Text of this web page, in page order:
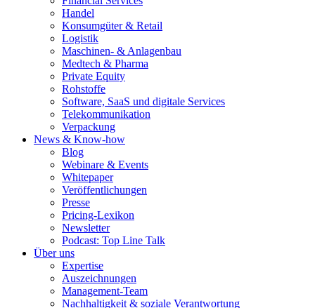
Handel
Konsumgüter & Retail
Logistik
Maschinen- & Anlagenbau
Medtech & Pharma
Private Equity
Rohstoffe
Software, SaaS und digitale Services
Telekommunikation
Verpackung
News & Know-how
Blog
Webinare & Events
Whitepaper
Veröffentlichungen
Presse
Pricing-Lexikon
Newsletter
Podcast: Top Line Talk
Über uns
Expertise
Auszeichnungen
Management-Team
Nachhaltigkeit & soziale Verantwortung